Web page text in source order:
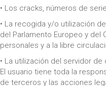
• Los cracks, números de
• La recogida y/o utilización
del Parlamento Europeo y
personales y a la libre
• La utilización del servidor
El usuario tiene toda la
de terceros y las acciones